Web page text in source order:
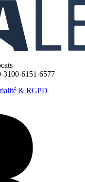
6151-6577
& RGPD